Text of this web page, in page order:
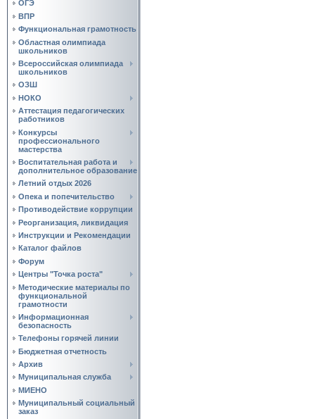
ОГЭ
ВПР
Функциональная грамотность
Областная олимпиада
школьников
Всероссийская олимпиада
школьников
ОЗШ
НОКО
Аттестация педагогических
работников
Конкурсы
профессионального
мастерства
Воспитательная работа и
дополнительное образование
Летний отдых 2026
Опека и попечительство
Противодействие коррупции
Реорганизация, ликвидация
Инструкции и Рекомендации
Каталог файлов
Форум
Центры "Точка роста"
Методические материалы по
функциональной
грамотности
Информационная
безопасность
Телефоны горячей линии
Бюджетная отчетность
Архив
Муниципальная служба
МИЕНО
Муниципальный социальный
заказ